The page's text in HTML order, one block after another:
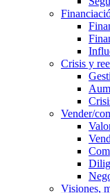
Crisis y
Vender/
Visiones,